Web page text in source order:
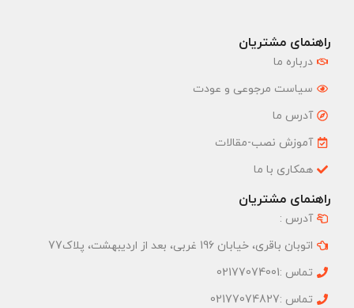
راهنمای مشتریان
درباره ما
سیاست مرجوعی و عودت
آدرس ما
آموزش نصب-مقالات
همکاری با ما
راهنمای مشتریان
آدرس :
اتوبان باقری، خیابان 196 غربی، بعد از اردیبهشت، پلاک77
تماس :02177074001
تماس :02177074827